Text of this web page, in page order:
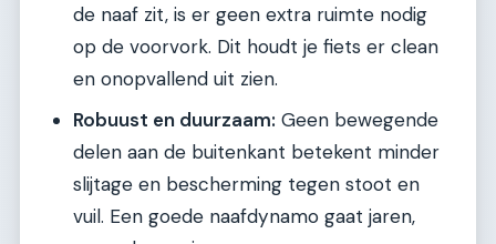
de naaf zit, is er geen extra ruimte nodig
op de voorvork. Dit houdt je fiets er clean
en onopvallend uit zien.
Robuust en duurzaam: Geen bewegende
delen aan de buitenkant betekent minder
slijtage en bescherming tegen stoot en
vuil. Een goede naafdynamo gaat jaren,